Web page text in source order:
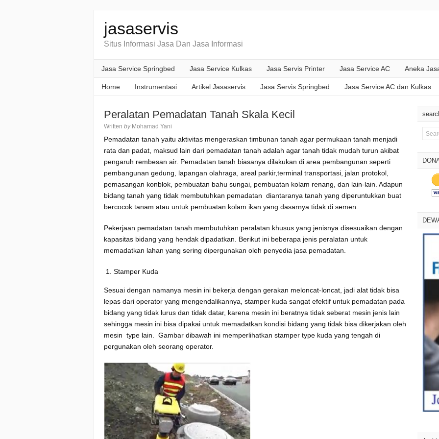
jasaservis
Situs Informasi Jasa Dan Jasa Informasi
Jasa Service Springbed Jasa Service Kulkas Jasa Servis Printer Jasa Service AC Aneka
Home Instrumentasi Artikel Jasaservis Jasa Servis Springbed Jasa Service AC dan Kulkas
Peralatan Pemadatan Tanah Skala Kecil
Written by Mohamad Yani
Pemadatan tanah yaitu aktivitas mengeraskan timbunan tanah agar permukaan tanah menjadi
rata dan padat, maksud lain dari pemadatan tanah adalah agar tanah tidak mudah turun akibat
pengaruh rembesan air. Pemadatan tanah biasanya dilakukan di area pembangunan seperti
pembangunan gedung, lapangan olahraga, areal parkir,terminal transportasi, jalan protokol,
pemasangan konblok, pembuatan bahu sungai, pembuatan kolam renang, dan lain-lain. Adapun
bidang tanah yang tidak membutuhkan pemadatan diantaranya tanah yang diperuntukkan buat
bercocok tanam atau untuk pembuatan kolam ikan yang dasarnya tidak di semen.
Pekerjaan pemadatan tanah membutuhkan peralatan khusus yang jenisnya disesuaikan dengan
kapasitas bidang yang hendak dipadatkan. Berikut ini beberapa jenis peralatan untuk
memadatkan lahan yang sering dipergunakan oleh penyedia jasa pemadatan.
Stamper Kuda
Sesuai dengan namanya mesin ini bekerja dengan gerakan meloncat-loncat, jadi alat tidak bisa
lepas dari operator yang mengendalikannya, stamper kuda sangat efektif untuk pemadatan pada
bidang yang tidak lurus dan tidak datar, karena mesin ini beratnya tidak seberat mesin jenis lain
sehingga mesin ini bisa dipakai untuk memadatkan kondisi bidang yang tidak bisa dikerjakan oleh
mesin type lain. Gambar dibawah ini memperlihatkan stamper type kuda yang tengah di
pergunakan oleh seorang operator.